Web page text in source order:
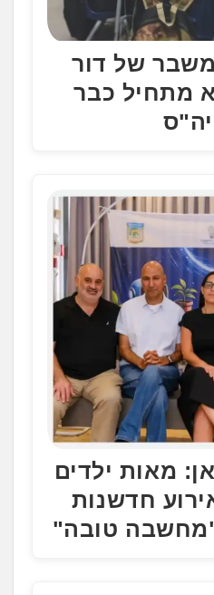
של דור
מתחיל כבר
מאות ילדים
חדשנות
"מחשבה טובה"